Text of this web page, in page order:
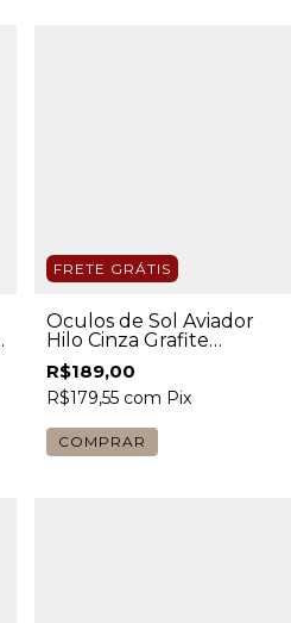
FRETE GRÁTIS
Óculos de Sol Aviador
Hilo Cinza Grafite
Masculino
R$189,00
R$179,55 com Pix
COMPRAR